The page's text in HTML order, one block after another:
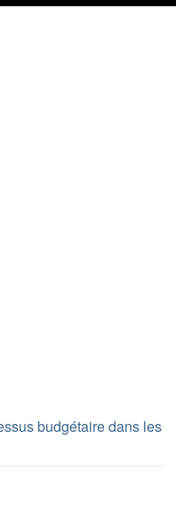
budgétaire dans les